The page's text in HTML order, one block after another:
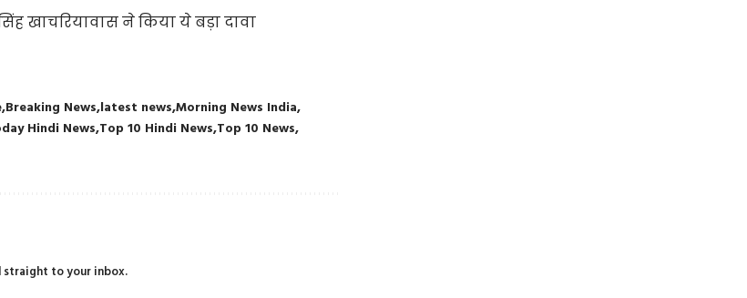
खाचरियावास ने किया ये बड़ा दावा
Breaking News latest newsMorning News India
Hindi News Top 10 Hindi News Top 10 News
straight to your inbox.